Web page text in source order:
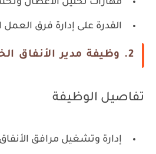
القدرة على إدارة فرق العمل
2. وظيفة مدير الأنفاق الخدمية
تفاصيل الوظيفة
إدارة وتشغيل مرافق